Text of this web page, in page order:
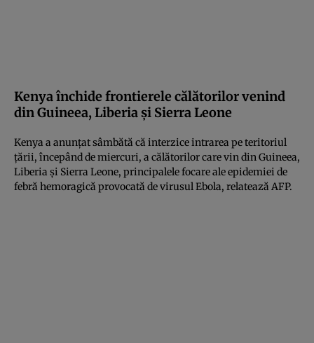
Kenya închide frontierele călătorilor venind
din Guineea, Liberia şi Sierra Leone
Kenya a anunţat sâmbătă că interzice intrarea pe teritoriul
ţării, începând de miercuri, a călătorilor care vin din Guineea,
Liberia şi Sierra Leone, principalele focare ale epidemiei de
febră hemoragică provocată de virusul Ebola, relatează AFP.